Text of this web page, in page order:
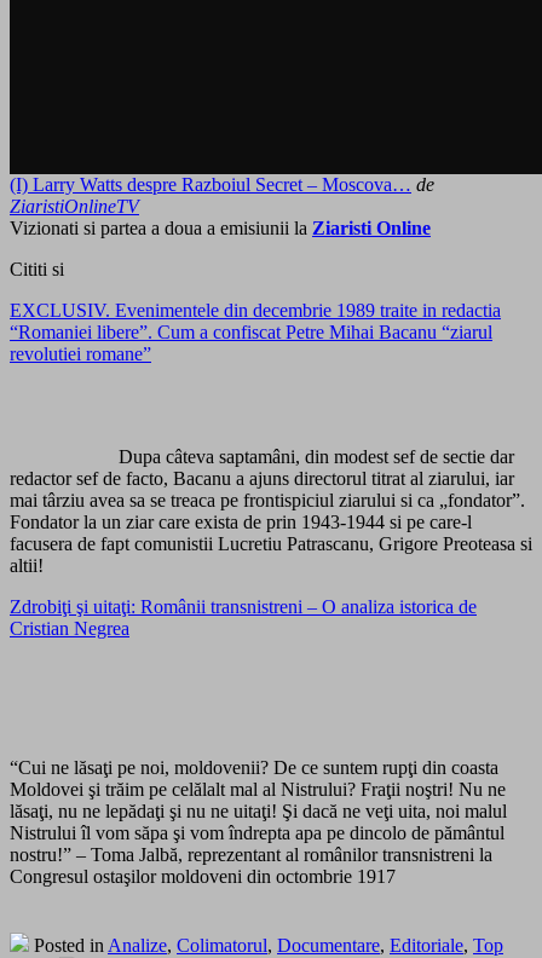
(I) Larry Watts despre Razboiul Secret – Moscova… de
ZiaristiOnlineTV
Vizionati si partea a doua a emisiunii la Ziaristi Online
Cititi si
EXCLUSIV. Evenimentele din decembrie 1989 traite in redactia
“Romaniei libere”. Cum a confiscat Petre Mihai Bacanu “ziarul
revolutiei romane”
Dupa câteva saptamâni, din modest sef de sectie dar
redactor sef de facto, Bacanu a ajuns directorul titrat al ziarului, iar
mai târziu avea sa se treaca pe frontispiciul ziarului si ca „fondator”.
Fondator la un ziar care exista de prin 1943-1944 si pe care-l
facusera de fapt comunistii Lucretiu Patrascanu, Grigore Preoteasa si
altii!
Zdrobiţi şi uitaţi: Românii transnistreni – O analiza istorica de
Cristian Negrea
“Cui ne lăsaţi pe noi, moldovenii? De ce suntem rupţi din coasta
Moldovei şi trăim pe celălalt mal al Nistrului? Fraţii noştri! Nu ne
lăsaţi, nu ne lepădaţi şi nu ne uitaţi! Şi dacă ne veţi uita, noi malul
Nistrului îl vom săpa şi vom îndrepta apa pe dincolo de pământul
nostru!” – Toma Jalbă, reprezentant al românilor transnistreni la
Congresul ostaşilor moldoveni din octombrie 1917
Posted in Analize, Colimatorul, Documentare, Editoriale, Top